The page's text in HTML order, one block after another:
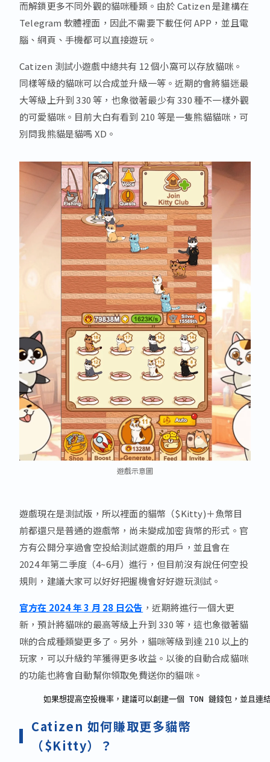
而解鎖更多不同外觀的貓咪種類。由於 Catizen 是建構在
Telegram 軟體裡面，因此不需要下載任何 APP，並且電
腦、網頁、手機都可以直接遊玩。
Catizen 測試小遊戲中總共有 12 個小窩可以存放貓咪。
同樣等級的貓咪可以合成並升級一等。近期的會將貓迷最
大等級上升到 330 等，也象徵著最少有 330 種不一樣外觀
的可愛貓咪。目前大白有看到 210 等是一隻熊貓貓咪，可
別問我熊貓是貓嗎 XD。
遊戲示意圖
遊戲現在是測試版，所以裡面的貓幣（$Kitty)＋魚幣目
前都還只是普通的遊戲幣，尚未變成加密貨幣的形式。官
方有公開分享過會空投給測試遊戲的用戶，並且會在
2024 年第二季度（4~6月）進行，但目前沒有說任何空投
規則，建議大家可以好好把握機會好好遊玩測試。
官方在 2024 年 3 月 28 日公告 ，近期將進行一個大更
新，預計將貓咪的最高等級上升到 330 等，這也象徵著貓
咪的合成種類變更多了。另外，貓咪等級到達 210 以上的
玩家，可以升級釣竿獲得更多收益。以後的自動合成貓咪
的功能也將會自動幫你領取免費送你的貓咪。
如果想提高空投機率，建議可以創建一個 TON 鏈錢包，並且連
Catizen 如何賺取更多貓幣
（$Kitty）？